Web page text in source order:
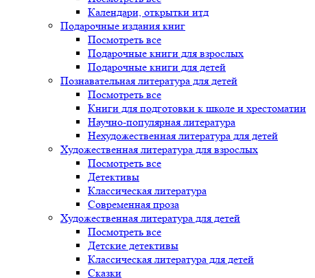
Календари, открытки итд
Подарочные издания книг
Посмотреть все
Подарочные книги для взрослых
Подарочные книги для детей
Познавательная литература для детей
Посмотреть все
Книги для подготовки к школе и хрестоматии
Научно-популярная литература
Нехудожественная литература для детей
Художественная литература для взрослых
Посмотреть все
Детективы
Классическая литература
Современная проза
Художественная литература для детей
Посмотреть все
Детские детективы
Классическая литература для детей
Сказки